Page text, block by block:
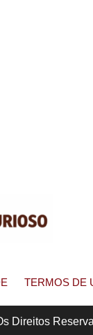
TERMOS DE
Direitos